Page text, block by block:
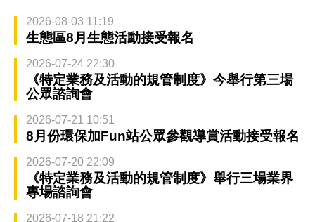
2026-08-03 11:19
生態區8月生態活動接受報名
2026-07-24 22:30
《特定業務及活動的規管制度》今舉行第三場
公眾諮詢會
2026-07-21 10:51
8月份環保加Fun站公眾參觀導賞活動接受報名
2026-07-20 22:09
《特定業務及活動的規管制度》舉行三場業界
專場諮詢會
2026-07-18 21:22